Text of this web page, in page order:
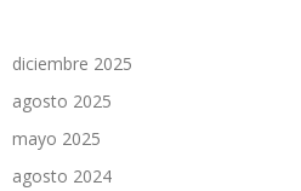
diciembre 2025
agosto 2025
mayo 2025
agosto 2024